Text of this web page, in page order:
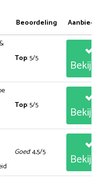
Beoordeling
Top: 5/5
Top: 5/5
Goed: 4,5/5